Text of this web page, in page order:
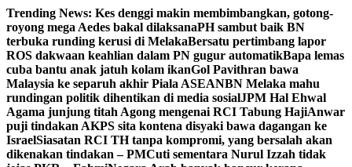
Skip
to
content
Trending News: Kes denggi makin membimbangkan, gotong-
royong mega Aedes bakal dilaksanaPH sambut baik BN
terbuka runding kerusi di MelakaBersatu pertimbang lapor
ROS dakwaan keahlian dalam PN gugur automatikBapa lemas
cuba bantu anak jatuh kolam ikanGol Pavithran bawa
Malaysia ke separuh akhir Piala ASEANBN Melaka mahu
rundingan politik dihentikan di media sosialJPM Hal Ehwal
Agama junjung titah Agong mengenai RCI Tabung HajiAnwar
puji tindakan AKPS sita kontena disyaki bawa dagangan ke
IsraelSiasatan RCI TH tanpa kompromi, yang bersalah akan
dikenakan tindakan – PMCuti sementara Nurul Izzah tidak